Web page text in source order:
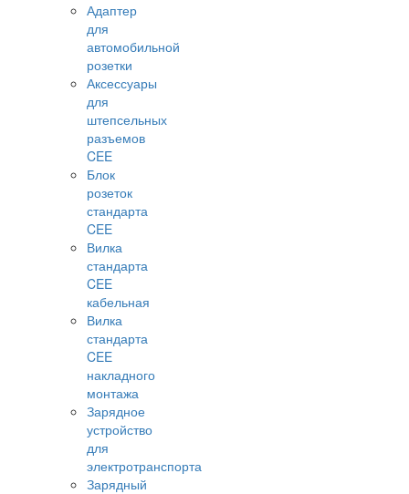
Адаптер
для
автомобильной
розетки
Аксессуары
для
штепсельных
разъемов
CEE
Блок
розеток
стандарта
CEE
Вилка
стандарта
CEE
кабельная
Вилка
стандарта
CEE
накладного
монтажа
Зарядное
устройство
для
электротранспорта
Зарядный